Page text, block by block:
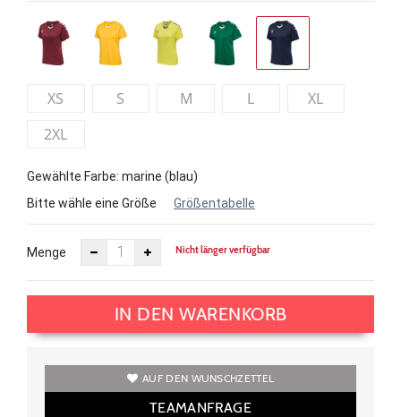
XS S M L
XL
2XL
Gewählte Farbe: marine (blau)
Bitte wähle eine Größe
Größentabelle
Menge Nicht länger verfügbar
IN DEN WARENKORB
AUF DEN WUNSCHZETTEL
TEAMANFRAGE